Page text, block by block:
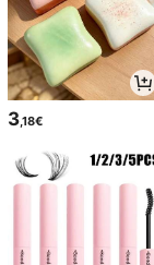
3,18€